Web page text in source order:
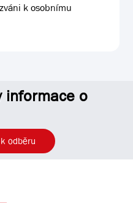
k osobnímu
informace o
odběru